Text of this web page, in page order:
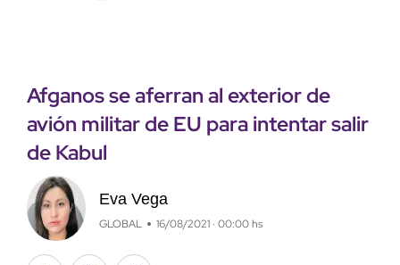
Afganos se aferran al exterior de
avión militar de EU para intentar salir
de Kabul
Eva Vega
GLOBAL 16/08/2021 · 00:00 hs